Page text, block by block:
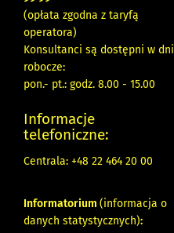
(opłata zgodna z taryfą
operatora)
Konsultanci są dostępni w dni
robocze:
pon.- pt.: godz. 8.00 - 15.00
Informacje
telefoniczne:
Centrala: +48 22 464 20 00
Informatorium (informacja o
danych statystycznych):